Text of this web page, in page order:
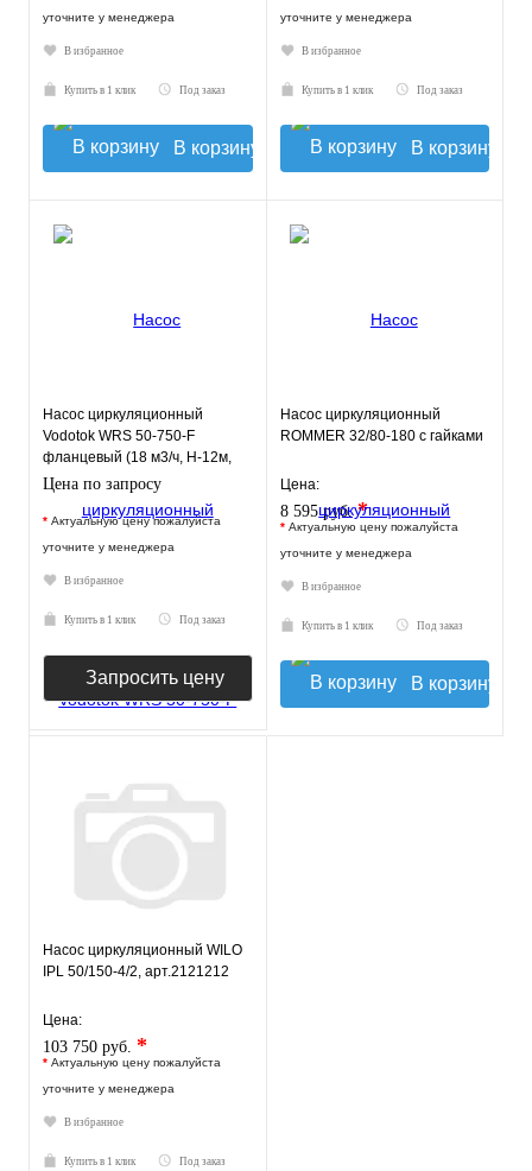
уточните у менеджера
В избранное
Купить в 1 клик Под заказ
В корзину
уточните у менеджера
В избранное
Купить в 1 клик Под заказ
В корзину
Насос циркуляционный
Vodotok WRS 50-750-F
фланцевый (18 м3/ч, Н-12м,
280мм)
Цена по запросу
* Актуальную цену пожалуйста
уточните у менеджера
В избранное
Купить в 1 клик Под заказ
Запросить цену
Насос циркуляционный
ROMMER 32/80-180 с гайками
Цена:
8 595 руб.*
* Актуальную цену пожалуйста
уточните у менеджера
В избранное
Купить в 1 клик Под заказ
В корзину
Насос циркуляционный WILO
IPL 50/150-4/2, арт.2121212
Цена:
103 750 руб. *
* Актуальную цену пожалуйста
уточните у менеджера
В избранное
Купить в 1 клик Под заказ